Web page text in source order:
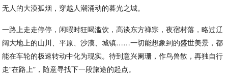
无人的大漠孤烟，穿越人潮涌动的暮光之城。
一路上走走停停，闲暇时狂喝滥饮，高谈东方禅宗，夜宿村落，略过辽
阔大地上的山川、平原、沙漠、城镇……一切能想象到的盛世美景，都
能在车轮的极速转动中化为现实。待到意兴阑珊，作鸟兽散，再独自行
走"在路上"，随意寻找下一段旅途的起点。